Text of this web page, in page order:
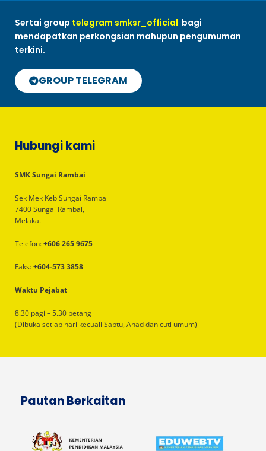
Sertai group telegram smksr_official bagi
mendapatkan perkongsian mahupun pengumuman
terkini.
GROUP TELEGRAM
Hubungi kami
SMK Sungai Rambai
Sek Mek Keb Sungai Rambai
7400 Sungai Rambai,
Melaka.
Telefon:+606 265 9675
Faks:+604-573 3858
Waktu Pejabat
8.30 pagi – 5.30 petang
(Dibuka setiap hari kecuali Sabtu, Ahad dan cuti umum)
Pautan Berkaitan